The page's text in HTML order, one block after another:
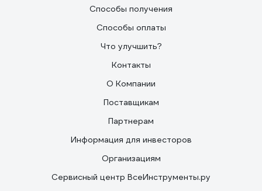
Способы получения
Способы оплаты
Что улучшить?
Контакты
О Компании
Поставщикам
Партнерам
Информация для инвесторов
Организациям
Сервисный центр ВсеИнструменты.ру